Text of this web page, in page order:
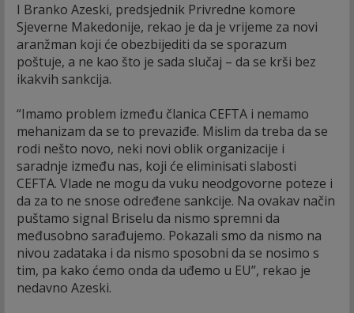
I Branko Azeski, predsjednik Privredne komore
Sjeverne Makedonije, rekao je da je vrijeme za novi
aranžman koji će obezbijediti da se sporazum
poštuje, a ne kao što je sada slučaj – da se krši bez
ikakvih sankcija.
“Imamo problem između članica CEFTA i nemamo
mehanizam da se to prevaziđe. Mislim da treba da se
rodi nešto novo, neki novi oblik organizacije i
saradnje između nas, koji će eliminisati slabosti
CEFTA. Vlade ne mogu da vuku neodgovorne poteze i
da za to ne snose određene sankcije. Na ovakav način
puštamo signal Briselu da nismo spremni da
međusobno sarađujemo. Pokazali smo da nismo na
nivou zadataka i da nismo sposobni da se nosimo s
tim, pa kako ćemo onda da uđemo u EU”, rekao je
nedavno Azeski.